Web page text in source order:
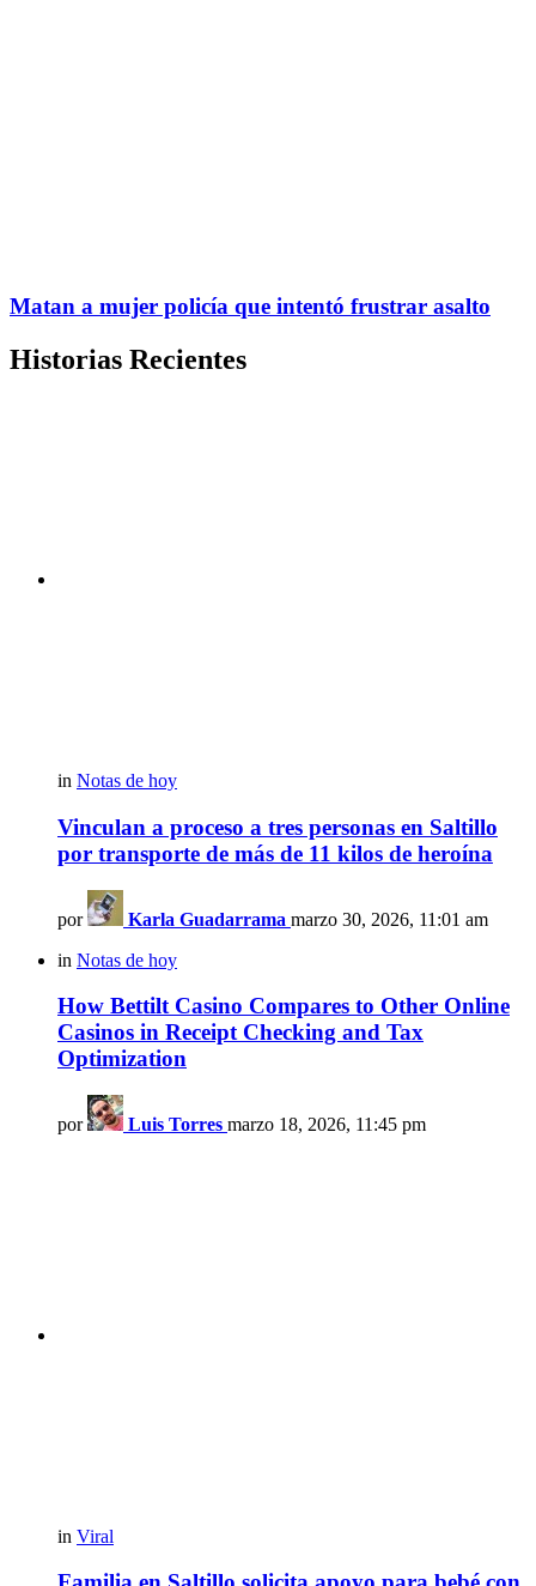
Matan a mujer policía que intentó frustrar asalto
Historias Recientes
in Notas de hoy
Vinculan a proceso a tres personas en Saltillo
por transporte de más de 11 kilos de heroína
por Karla Guadarrama marzo 30, 2026, 11:01 am
in Notas de hoy
How Bettilt Casino Compares to Other Online
Casinos in Receipt Checking and Tax
Optimization
por Luis Torres marzo 18, 2026, 11:45 pm
in Viral